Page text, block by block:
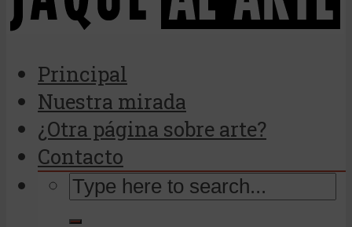
Principal
Nuestra mirada
¿Otra página sobre arte?
Contacto